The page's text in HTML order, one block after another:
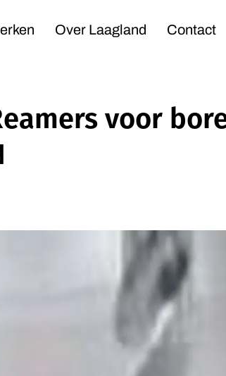
Navigation
Over Laagland Contact
voor